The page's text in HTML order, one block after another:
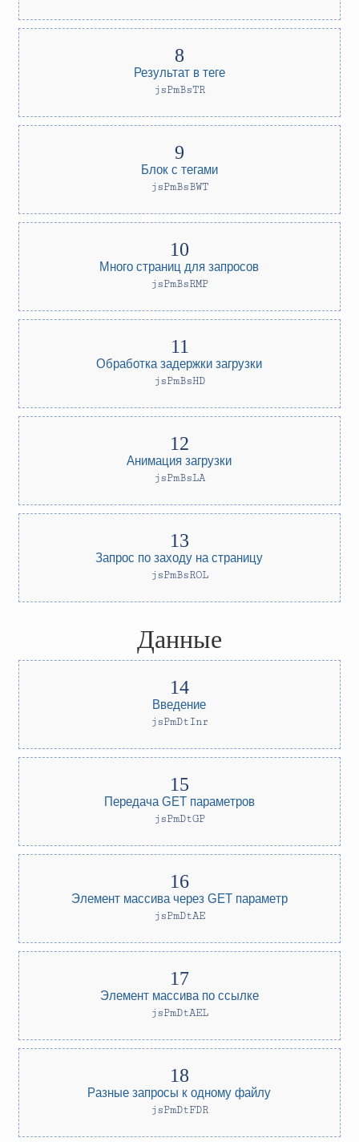
Результат в теге
jsPmBsTR
Блок с тегами
jsPmBsBWT
Много страниц для запросов
jsPmBsRMP
Обработка задержки загрузки
jsPmBsHD
Анимация загрузки
jsPmBsLA
Запрос по заходу на страницу
jsPmBsROL
Данные
Введение
jsPmDtInr
Передача GET параметров
jsPmDtGP
Элемент массива через GET параметр
jsPmDtAE
Элемент массива по ссылке
jsPmDtAEL
Разные запросы к одному файлу
jsPmDtFDR